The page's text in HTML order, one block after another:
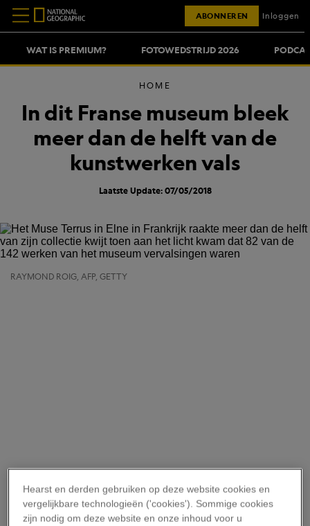
WAT IS PREMIUM? FOTOWEDSTRIJD 2026
ABONNEREN Inloggen
HOME
In dit Franse museum bleek
meer dan de helft van de
kunstwerken vals
Laatste Update: 07/05/2018
RAYMOND ROIG, AFP, GETTY
Hearst en derden gebruiken op deze website cookies en
vergelijkbare technologieën ('cookies'). Sommige cookies
zijn nodig om deze website en onze inhoud voor u